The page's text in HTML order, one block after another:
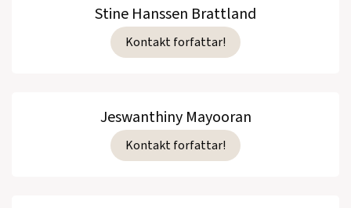
Stine Hanssen Brattland
Kontakt forfattar!
Jeswanthiny Mayooran
Kontakt forfattar!